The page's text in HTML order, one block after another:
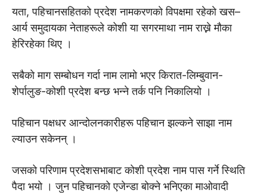
यता, पहिचानसहितको प्रदेश नामकरणकाे विपक्षमा रहेकाे खस–
आर्य समुदायका नेताहरूले कोशी या सगरमाथा नाम राख्ने मौका
हेरिरहेका थिए ।
सबैकाे माग सम्बाेधन गर्दा नाम लामाे भएर किरात-लिम्बुवान-
शेर्पालुङ-कोशी प्रदेश बन्छ भन्ने तर्क पनि निकालियो ।
पहिचान पक्षधर आन्दोलनकारीहरू पहिचान झल्कने साझा नाम
ल्याउन सकेनन् ।
जसको परिणाम प्रदेशसभाबाट कोशी प्रदेश नाम पास गर्ने स्थिति
पैदा भयो । जुन पहिचानको एजेन्डा बोक्ने भनिएका माओवादी